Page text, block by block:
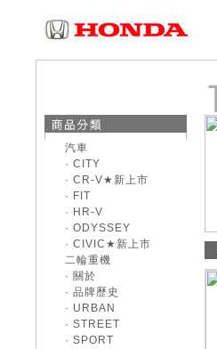
汽車
· CITY
· CR-V★新上市
· FIT
· HR-V
· ODYSSEY
· CIVIC★新上市
二輪重機
· 關於
· 品牌歷史
· URBAN
· STREET
· SPORT